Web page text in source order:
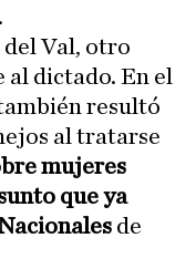
del Val, otro
dictado. En el
resultó
al tratarse
mujeres
que ya
de